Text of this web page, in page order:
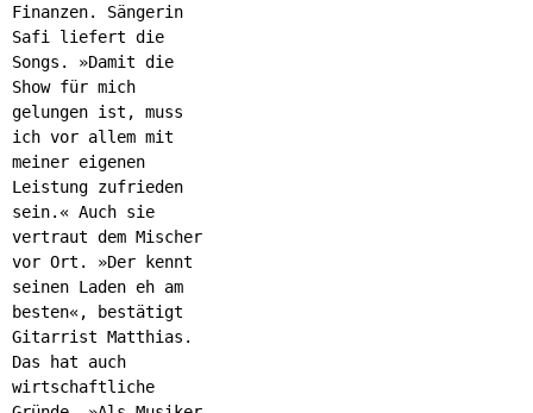
Finanzen. Sängerin
Safi liefert die
Songs. »Damit die
Show für mich
gelungen ist, muss
ich vor allem mit
meiner eigenen
Leistung zufrieden
sein.« Auch sie
vertraut dem Mischer
vor Ort. »Der kennt
seinen Laden eh am
besten«, bestätigt
Gitarrist Matthias.
Das hat auch
wirtschaftliche